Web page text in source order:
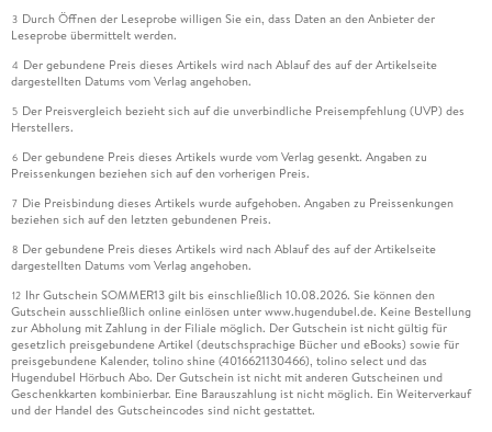
3 Durch Öffnen der Leseprobe willigen Sie ein, dass Daten an den Anbieter der
Leseprobe übermittelt werden.
4 Der gebundene Preis dieses Artikels wird nach Ablauf des auf der Artikelseite
dargestellten Datums vom Verlag angehoben.
5 Der Preisvergleich bezieht sich auf die unverbindliche Preisempfehlung (UVP) des
Herstellers.
6 Der gebundene Preis dieses Artikels wurde vom Verlag gesenkt. Angaben zu
Preissenkungen beziehen sich auf den vorherigen Preis.
7 Die Preisbindung dieses Artikels wurde aufgehoben. Angaben zu Preissenkungen
beziehen sich auf den letzten gebundenen Preis.
8 Der gebundene Preis dieses Artikels wird nach Ablauf des auf der Artikelseite
dargestellten Datums vom Verlag angehoben.
12 Ihr Gutschein SOMMER13 gilt bis einschließlich 10.08.2026. Sie können den
Gutschein ausschließlich online einlösen unter www.hugendubel.de. Keine Bestellung
zur Abholung mit Zahlung in der Filiale möglich. Der Gutschein ist nicht gültig für
gesetzlich preisgebundene Artikel (deutschsprachige Bücher und eBooks) sowie für
preisgebundene Kalender, tolino shine (4016621130466), tolino select und das
Hugendubel Hörbuch Abo. Der Gutschein ist nicht mit anderen Gutscheinen und
Geschenkkarten kombinierbar. Eine Barauszahlung ist nicht möglich. Ein Weiterverkauf
und der Handel des Gutscheincodes sind nicht gestattet.